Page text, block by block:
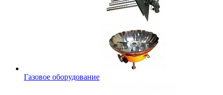
Газовое оборудование